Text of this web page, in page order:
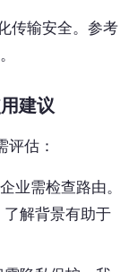
传输安全。参考
建议
估：
业需检查路由。
解背景有助于